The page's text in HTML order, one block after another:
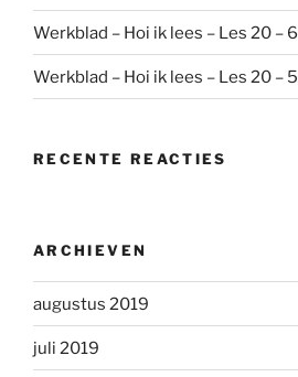
Werkblad – Hoi ik lees – Les 20 – 6
Werkblad – Hoi ik lees – Les 20 – 5
RECENTE REACTIES
ARCHIEVEN
augustus 2019
juli 2019